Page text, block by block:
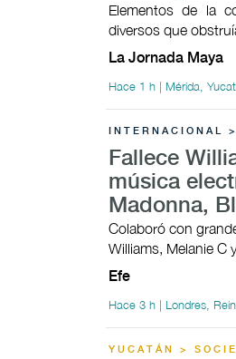
Elementos de la
diversos que
La Jornada Maya
Hace 1 h | Mérida,
INTERNACIONAL
Fallece
música
Madonna,
Colaboró con
Williams, Melanie C
Efe
Hace 3 h | Londres,
YUCATÁN >